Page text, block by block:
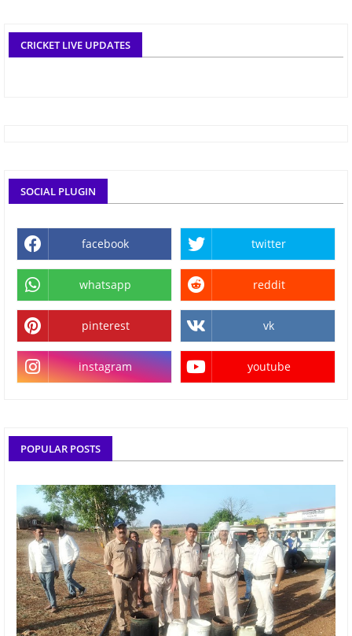
CRICKET LIVE UPDATES
SOCIAL PLUGIN
facebook twitter
whatsapp reddit
pinterest vk
instagram youtube
POPULAR POSTS